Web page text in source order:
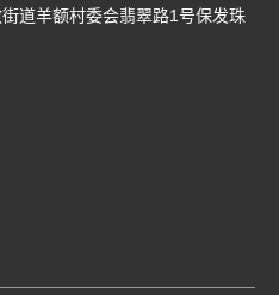
道羊额村委会翡翠路1号保发珠